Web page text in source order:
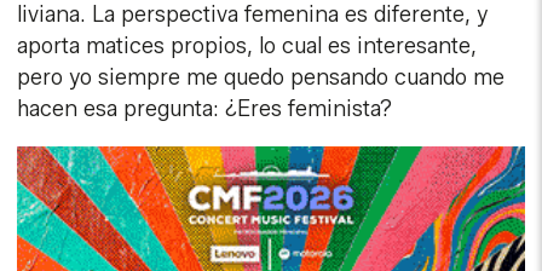
liviana. La perspectiva femenina es diferente, y
aporta matices propios, lo cual es interesante,
pero yo siempre me quedo pensando cuando me
hacen esa pregunta: ¿Eres feminista?